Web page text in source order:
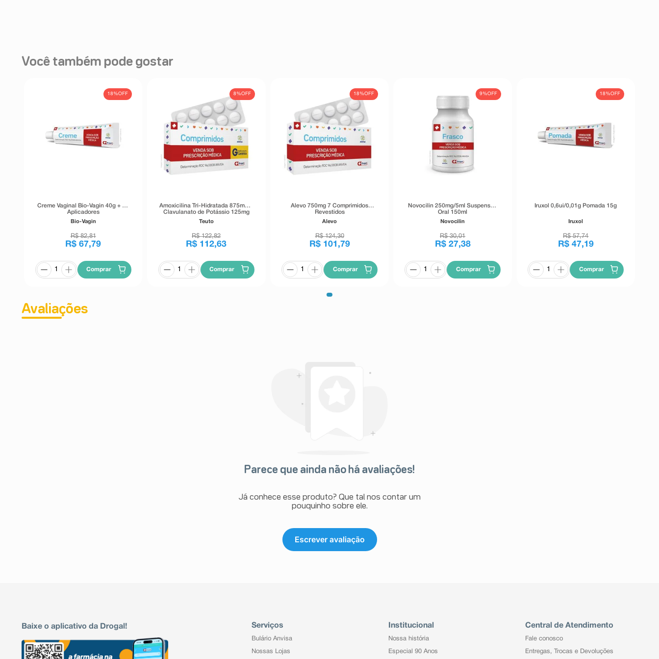
Você também pode gostar
18%OFF
Creme Vaginal Bio-Vagin 40g + 10
Aplicadores
Bio-Vagin
R$ 82,81
R$ 67,79
Comprar
8%OFF
Amoxicilina Tri-Hidratada 875mg +
Clavulanato de Potássio 125mg
Teuto 14 Comprimidos Revestidos
Teuto
R$ 122,82
R$ 112,63
Comprar
18%OFF
Alevo 750mg 7 Comprimidos
Revestidos
Alevo
R$ 124,30
R$ 101 ,79
Comprar
9%OFF
Novocilin 250mg/5ml Suspensão
Oral 150ml
Novocilin
R$ 30,01
R$ 27,38
Comprar
18%OFF
Iruxol 0,6ui/0,01g Pomada 15g
Iruxol
R$ 57,74
R$ 47,19
Comprar
Avaliações
Parece que ainda não há avaliações!
Já conhece esse produto? Que tal nos contar um
pouquinho sobre ele.
Escrever avaliação
Baixe o aplicativo da Drogal! Serviços
Bulário Anvisa
Nossas Lojas
Institucional
Nossa história
Especial 90 Anos
Central de Atendimento
Fale conosco
Entregas, Trocas e Devoluções